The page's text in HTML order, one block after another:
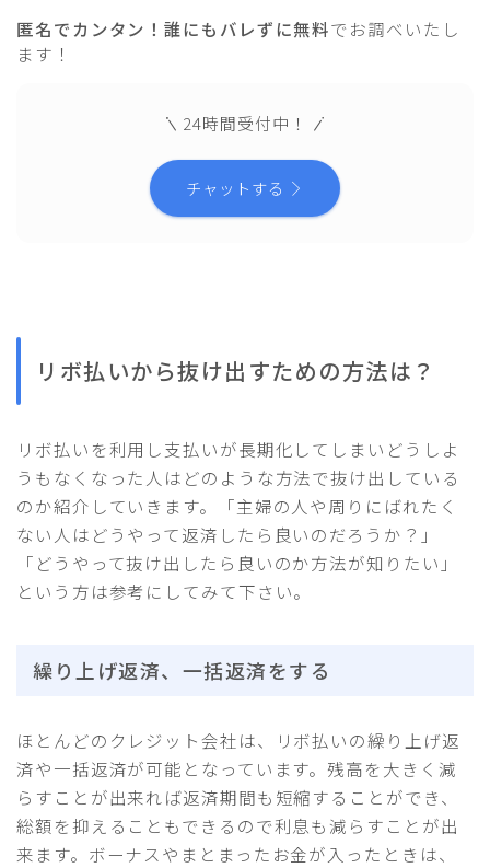
匿名でカンタン！誰にもバレずに無料でお調べいたし
ます！
24時間受付中！
チャットする
リボ払いから抜け出すための方法は？
リボ払いを利用し支払いが長期化してしまいどうしよ
うもなくなった人はどのような方法で抜け出している
のか紹介していきます。「主婦の人や周りにばれたく
ない人はどうやって返済したら良いのだろうか？」
「どうやって抜け出したら良いのか方法が知りたい」
という方は参考にしてみて下さい。
繰り上げ返済、一括返済をする
ほとんどのクレジット会社は、リボ払いの繰り上げ返
済や一括返済が可能となっています。残高を大きく減
らすことが出来れば返済期間も短縮することができ、
総額を抑えることもできるので利息も減らすことが出
来ます。ボーナスやまとまったお金が入ったときは、